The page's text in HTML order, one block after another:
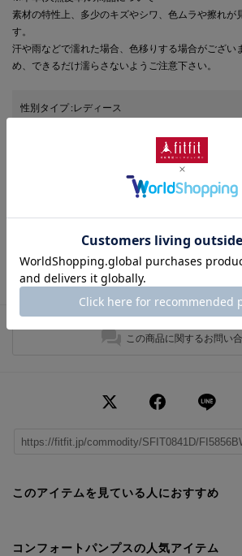
素材の特性上、多少のキズやシワ、色ムラや擦れが
す。
汗や雨などで濡れた場合、色移りする場合がござい
め、できるだけ濡らさないようご注意下さい。
性別タイプ : レディース
： 86127 090
さらに詳しい情報を表示
この商品に関するお問い
このアイテムを見ている人におすすめ
コンフォートパンプスの人気アイテム